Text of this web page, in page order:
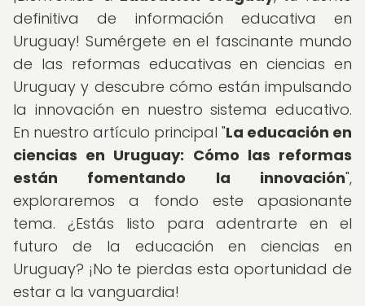
definitiva de información educativa en
Uruguay! Sumérgete en el fascinante mundo
de las reformas educativas en ciencias en
Uruguay y descubre cómo están impulsando
la innovación en nuestro sistema educativo.
En nuestro artículo principal "La educación en
ciencias en Uruguay: Cómo las reformas
están fomentando la innovación",
exploraremos a fondo este apasionante
tema. ¿Estás listo para adentrarte en el
futuro de la educación en ciencias en
Uruguay? ¡No te pierdas esta oportunidad de
estar a la vanguardia!